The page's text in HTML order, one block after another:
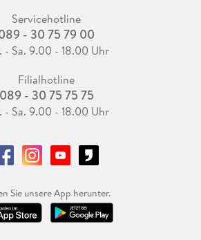
Servicehotline
- 30 75 79 00
- Sa. 9.00 - 18.00 Uhr
Filialhotline
089 - 30 75 75 75
- Sa. 9.00 - 18.00 Uhr
Sie unsere App herunter.